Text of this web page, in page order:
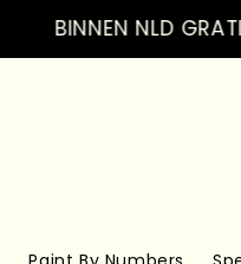
BINNEN NLD GRATIS